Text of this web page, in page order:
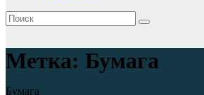
Метка: Бумага
Бумага